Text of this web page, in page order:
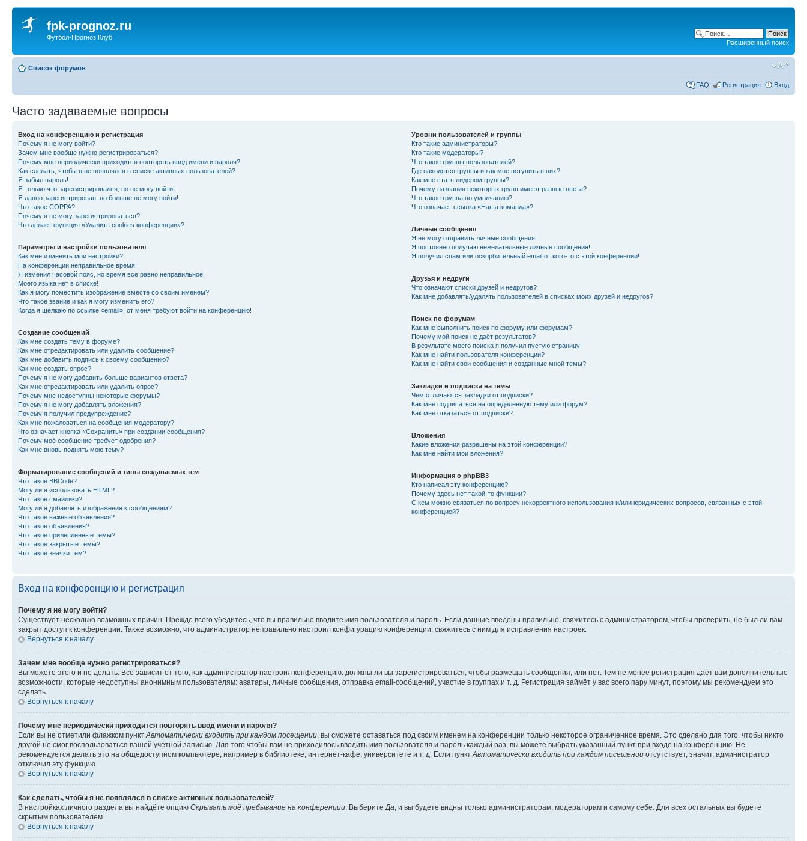
fpk-prognoz.ru
Футбол-Прогноз Клуб
Расширенный поиск
Список форумов
FAQ Регистрация Вход
Часто задаваемые вопросы
Вход на конференцию и регистрация
Почему я не могу войти?
Зачем мне вообще нужно регистрироваться?
Почему мне периодически приходится повторять ввод имени и пароля?
Как сделать, чтобы я не появлялся в списке активных пользователей?
Я забыл пароль!
Я только что зарегистрировался, но не могу войти!
Я давно зарегистрирован, но больше не могу войти!
Что такое COPPA?
Почему я не могу зарегистрироваться?
Что делает функция «Удалить cookies конференции»?
Параметры и настройки пользователя
Как мне изменить мои настройки?
На конференции неправильное время!
Я изменил часовой пояс, но время всё равно неправильное!
Моего языка нет в списке!
Как я могу поместить изображение вместе со своим именем?
Что такое звание и как я могу изменить его?
Когда я щёлкаю по ссылке «email», от меня требуют войти на конференцию!
Создание сообщений
Как мне создать тему в форуме?
Как мне отредактировать или удалить сообщение?
Как мне добавить подпись к своему сообщению?
Как мне создать опрос?
Почему я не могу добавить больше вариантов ответа?
Как мне отредактировать или удалить опрос?
Почему мне недоступны некоторые форумы?
Почему я не могу добавлять вложения?
Почему я получил предупреждение?
Как мне пожаловаться на сообщения модератору?
Что означает кнопка «Сохранить» при создании сообщения?
Почему моё сообщение требует одобрения?
Как мне вновь поднять мою тему?
Форматирование сообщений и типы создаваемых тем
Что такое BBCode?
Могу ли я использовать HTML?
Что такое смайлики?
Могу ли я добавлять изображения к сообщениям?
Что такое важные объявления?
Что такое объявления?
Что такое прилепленные темы?
Что такое закрытые темы?
Что такое значки тем?
Уровни пользователей и группы
Кто такие администраторы?
Кто такие модераторы?
Что такое группы пользователей?
Где находятся группы и как мне вступить в них?
Как мне стать лидером группы?
Почему названия некоторых групп имеют разные цвета?
Что такое группа по умолчанию?
Что означает ссылка «Наша команда»?
Личные сообщения
Я не могу отправить личные сообщения!
Я постоянно получаю нежелательные личные сообщения!
Я получил спам или оскорбительный email от кого-то с этой конференции!
Друзья и недруги
Что означают списки друзей и недругов?
Как мне добавлять/удалять пользователей в списках моих друзей и недругов?
Поиск по форумам
Как мне выполнить поиск по форуму или форумам?
Почему мой поиск не даёт результатов?
В результате моего поиска я получил пустую страницу!
Как мне найти пользователя конференции?
Как мне найти свои сообщения и созданные мной темы?
Закладки и подписка на темы
Чем отличаются закладки от подписки?
Как мне подписаться на определённую тему или форум?
Как мне отказаться от подписки?
Вложения
Какие вложения разрешены на этой конференции?
Как мне найти мои вложения?
Информация о phpBB3
Кто написал эту конференцию?
Почему здесь нет такой-то функции?
С кем можно связаться по вопросу некорректного использования и/или юридических вопросов, связанных с этой
конференцией?
Вход на конференцию и регистрация
Почему я не могу войти?
Существует несколько возможных причин. Прежде всего убедитесь, что вы правильно вводите имя пользователя и пароль. Если данные введены правильно, свяжитесь с администратором, чтобы проверить, не был ли вам
закрыт доступ к конференции. Также возможно, что администратор неправильно настроил конфигурацию конференции, свяжитесь с ним для исправления настроек.
Вернуться к началу
Зачем мне вообще нужно регистрироваться?
Вы можете этого и не делать. Всё зависит от того, как администратор настроил конференцию: должны ли вы зарегистрироваться, чтобы размещать сообщения, или нет. Тем не менее регистрация даёт вам дополнительные
возможности, которые недоступны анонимным пользователям: аватары, личные сообщения, отправка email-сообщений, участие в группах и т. д. Регистрация займёт у вас всего пару минут, поэтому мы рекомендуем это
сделать.
Вернуться к началу
Почему мне периодически приходится повторять ввод имени и пароля?
Если вы не отметили флажком пункт Автоматически входить при каждом посещении , вы сможете оставаться под своим именем на конференции только некоторое ограниченное время. Это сделано для того, чтобы никто
другой не смог воспользоваться вашей учётной записью. Для того чтобы вам не приходилось вводить имя пользователя и пароль каждый раз, вы можете выбрать указанный пункт при входе на конференцию. Не
рекомендуется делать это на общедоступном компьютере, например в библиотеке, интернет-кафе, университете и т. д. Если пункт Автоматически входить при каждом посещении отсутствует, значит, администратор
отключил эту функцию.
Вернуться к началу
Как сделать, чтобы я не появлялся в списке активных пользователей?
В настройках личного раздела вы найдёте опцию Скрывать моё пребывание на конференции . Выберите Да , и вы будете видны только администраторам, модераторам и самому себе. Для всех остальных вы будете
скрытым пользователем.
Вернуться к началу